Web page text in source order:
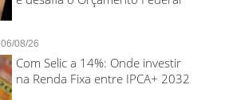
06/08/26
Com Selic a 14%: Onde investir
na Renda Fixa entre IPCA+ 2032